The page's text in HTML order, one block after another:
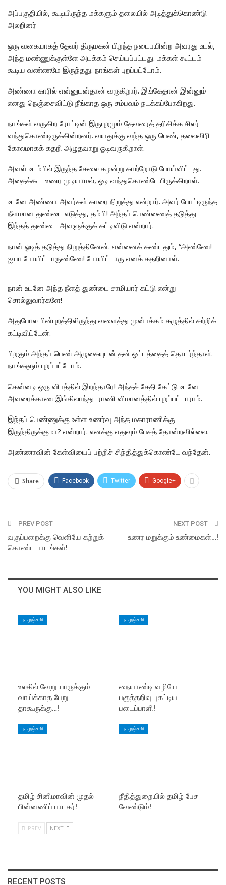
அப்பகுதியில், கூடியிருந்த மக்களும் தலையில் அடித்துக்கொண்டு
அலறினர்
ஒரு வகையாகத் தேவர் திருமகன் பிறந்த நடைபயின்ற அவரது உடல்,
அந்த மண்ணுக்குள்ளே அடக்கம் செய்யப்பட்டது. மக்கள் கூட்டம்
கூடிய வண்ணமே இருந்தது. நாங்கள் புறப்பட்டோம்.
அண்ணா காரில் என்னுடன்தான் வருகிறார். இங்கேதான் இன்னும்
எனது நெஞ்சைவிட்டு நீங்காத ஒரு சம்பவம் நடக்கப்போகிறது.
நாங்கள் வருகிற ரோட்டின் இருபுறமும் தேவரைத் தரிசிக்க சிலர்
வந்துகொண்டிருக்கின்றனர். வயதுக்கு வந்த ஒரு பெண், தலைவிரி
கோலமாகக் கதறி அழுதவாறு ஓடிவருகிறாள்.
அவள் உடம்பில் இருந்த சேலை கழன்று காற்றோடு போய்விட்டது.
அதைக்கூட உணர முடியாமல், ஓடி வந்துகொண்டேயிருக்கிறாள்.
உடனே அண்ணா அவர்கள் காரை நிறுத்து என்றார். அவர் போட்டிருந்த
நீளமான துண்டை எடுத்து, தம்பி! அந்தப் பெண்ணைத் தடுத்து
இந்தத் துண்டை அவளுக்குக் கட்டிவிடு என்றார்.
நான் ஓடித் தடுத்து நிறுத்தினேன். என்னைக் கண்டதும், “அண்ணே!
ஐயா போயிட்டாருண்ணே! போயிட்டாரு எனக் கதறினாள்.
நான் உடனே அந்த நீளத் துண்டை சாமியார் கட்டு என்று
சொல்லுவார்களே!
அதுபோல பின்புறத்திலிருந்து வளைத்து முன்பக்கம் கழுத்தில் சுற்றிக்
கட்டிவிட்டேன்.
பிறகும் அந்தப் பெண் அழுகையுடன் தன் ஓட்டத்தைத் தொடர்ந்தாள்.
நாங்களும் புறப்பட்டோம்.
கென்னடி ஒரு விபத்தில் இறந்தாரே! அந்தச் சேதி கேட்டு உடனே
அவரைக்காண இங்கிலாந்து ராணி விமானத்தில் புறப்பட்டாராம்.
இந்தப் பெண்ணுக்கு உள்ள உணர்வு அந்த மகாராணிக்கு
இருந்திருக்குமா? என்றார். எனக்கு எதுவும் பேசத் தோன்றவில்லை.
அண்ணாவின் கேள்வியைப் பற்றிச் சிந்தித்துக்கொண்டே வந்தேன்.
Share Facebook Twitter Google+
PREV POST
வகுப்பறைக்கு வெளியே கற்றுக்
கொண்ட பாடங்கள்!
NEXT POST
உணர மறுக்கும் உண்மைகள்…!
YOU MIGHT ALSO LIKE
புகழஞ்சலி
உலகில் வேறு யாருக்கும்
வாய்க்காத பேறு
தாகூருக்கு…!
புகழஞ்சலி
நையாண்டி வழியே
பகுத்தறிவு புகட்டிய
படைப்பாளி!
புகழஞ்சலி
தமிழ் சினிமாவின் முதல்
பின்னணிப் பாடகர்!
புகழஞ்சலி
நீதித்துறையில் தமிழ் பேச
வேண்டும்!
PREV NEXT
RECENT POSTS